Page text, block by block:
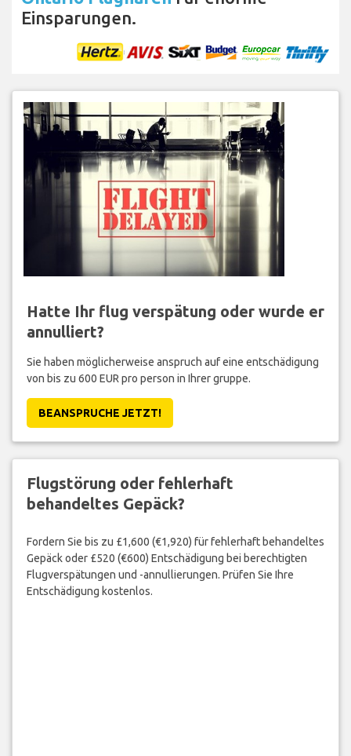
Einsparungen.
Hatte Ihr flug verspätung oder wurde er
annulliert?
Sie haben möglicherweise anspruch auf eine entschädigung
von bis zu 600 EUR pro person in Ihrer gruppe.
BEANSPRUCHE JETZT!
Flugstörung oder fehlerhaft
behandeltes Gepäck?
Fordern Sie bis zu £1,600 (€1,920) für fehlerhaft behandeltes
Gepäck oder £520 (€600) Entschädigung bei berechtigten
Flugverspätungen und -annullierungen. Prüfen Sie Ihre
Entschädigung kostenlos.